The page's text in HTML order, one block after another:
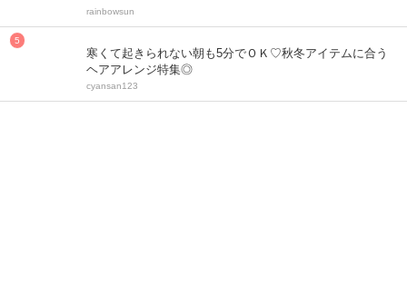
rainbowsun
寒くて起きられない朝も5分でＯＫ♡秋冬アイテムに合う
ヘアアレンジ特集◎
cyansan123